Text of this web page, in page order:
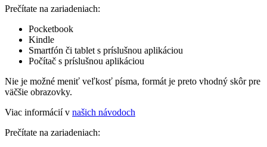
Prečítate na zariadeniach:
Pocketbook
Kindle
Smartfón či tablet s príslušnou aplikáciou
Počítač s príslušnou aplikáciou
Nie je možné meniť veľkosť písma, formát je preto vhodný skôr pre
väčšie obrazovky.
Viac informácií v našich návodoch
Prečítate na zariadeniach: